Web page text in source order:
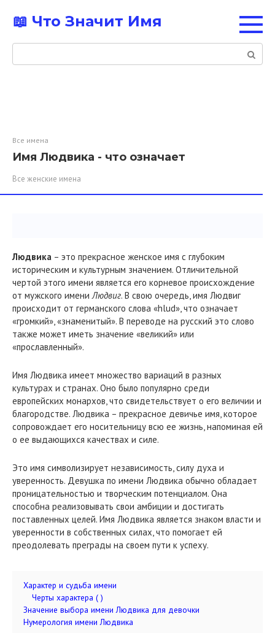
контенту
📖 Что Значит Имя
Поиск:
Все имена
Имя Людвика - что означает
Все женские имена
Людвика – это прекрасное женское имя с глубоким
историческим и культурным значением. Отличительной
чертой этого имени является его корневое происхождение
от мужского имениЛюдвиг. В свою очередь, имя Людвиг
происходит от германского слова «hlud», что означает
«громкий», «знаменитый». В переводе на русский это слово
также может иметь значение «великий» или
«прославленный».
Имя Людвика имеет множество вариаций в разных
культурах и странах. Оно было популярно среди
европейских монархов, что свидетельствует о его величии и
благородстве. Людвика – прекрасное девичье имя, которое
сопровождает его носительницу всю ее жизнь, напоминая ей
о ее выдающихся качествах и силе.
Это имя символизирует независимость, силу духа и
уверенность. Девушка по имени Людвика обычно обладает
проницательностью и творческим потенциалом. Она
способна реализовывать свои амбиции и достигать
поставленных целей. Имя Людвика является знаком власти и
уверенности в собственных силах, что помогает ей
преодолевать преграды на своем пути к успеху.
Характер и судьба имени
Черты характера ( )
Значение выбора имени Людвика для девочки
Нумерология имени Людвика